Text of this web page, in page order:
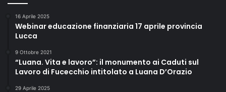
16 Aprile 2025
Webinar educazione finanziaria 17 aprile provincia
Lucca
9 Ottobre 2021
“Luana. Vita e lavoro”: il monumento ai Caduti sul
Lavoro di Fucecchio intitolato a Luana D’Orazio
29 Aprile 2025